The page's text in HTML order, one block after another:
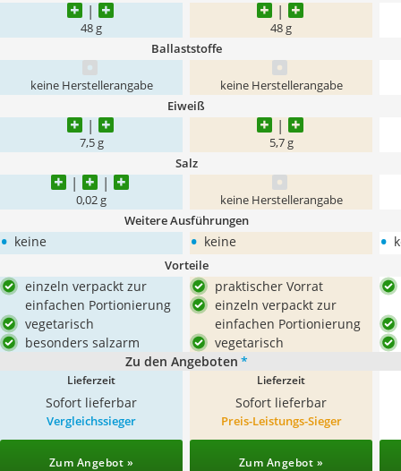
48 g 48 g
Ballaststoffe
keine Herstellerangabe keine Herstellerangabe
Eiweiß
7,5 g 5,7 g
Salz
0,02 g keine Herstellerangabe
Weitere Ausführungen
• keine • keine •
Vorteile
einzeln verpackt zur
einfachen Portionierung
vegetarisch
besonders salzarm
praktischer Vorrat
einzeln verpackt zur
einfachen Portionierung
vegetarisch
Zu den Angeboten *
Lieferzeit
Sofort lieferbar
Lieferzeit
Sofort lieferbar
Vergleichssieger
Zum Angebot »
Preis-Leistungs-Sieger
Zum Angebot »